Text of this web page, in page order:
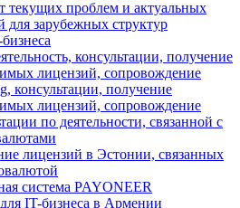
текущих проблем и актуальных
для зарубежных структур
консультации, получение
лицензий, сопровождение
консультации, получение
лицензий, сопровождение
по деятельности, связанной с
лицензий в Эстонии, связанных
система PAYONEER
IT-бизнеса в Армении